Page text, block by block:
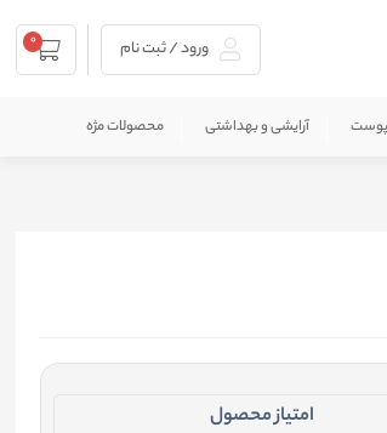
ورود / ثبت نام 0
آرایشی و بهداشتی محصولات مژه
امتیاز محصول